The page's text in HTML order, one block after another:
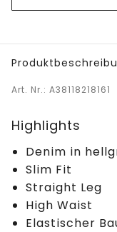
Art. Nr.: A38118218161
Highlights
Denim in
Slim Fit
Straight Leg
High Waist
Elastischer